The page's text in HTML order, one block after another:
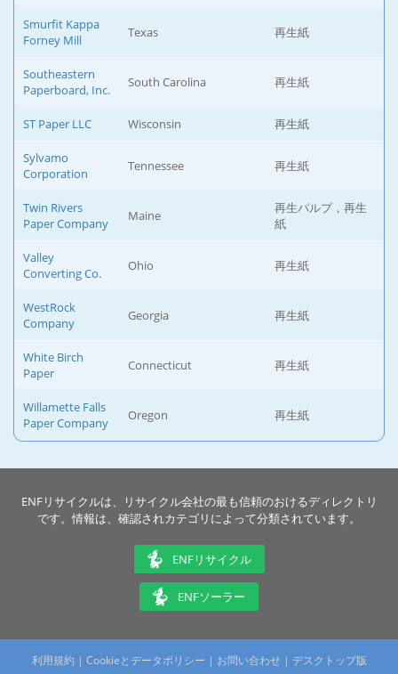
Smurfit Kappa
Forney Mill
Texas 再生紙
Southeastern
Paperboard, Inc.
South Carolina 再生紙
ST Paper LLC Wisconsin 再生紙
Sylvamo
Corporation
Tennessee 再生紙
Twin Rivers
Paper Company
Maine
再生パルプ，再生
紙
Valley
Converting Co.
Ohio 再生紙
WestRock
Company
Georgia 再生紙
White Birch
Paper
Connecticut 再生紙
Willamette Falls
Paper Company
Oregon 再生紙
ENFリサイクルは、リサイクル会社の最も信頼のおけるディレクトリ
です。情報は、確認されカテゴリによって分類されています。
ENFリサイクル
ENFソーラー
利用規約 | Cookieとデータポリシー | お問い合わせ | デスクトップ版